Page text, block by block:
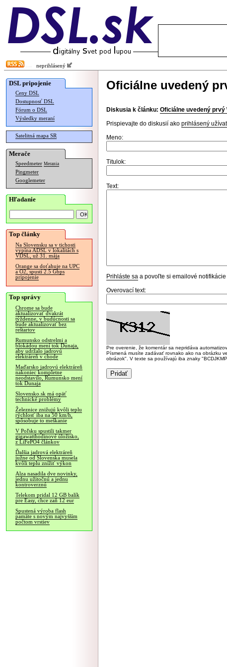
neprihlásený
DSL pripojenie
Ceny DSL
Dostupnosť DSL
Fórum o DSL
Výsledky meraní
Satelitná mapa SR
Merače
Speedmeter Merania
Pingmeter
Googlemeter
Hľadanie
Top články
Na Slovensku sa v tichosti
vypína ADSL v lokalitách s
VDSL, už 31. mája
Orange sa doťahuje na UPC
a O2, spustí 2.5 Gbps
pripojenie
Top správy
Chrome sa bude
aktualizovať dvakrát
týždenne, v budúcnosti sa
bude aktualizovať bez
reštartov
Rumunsko odstrelmi a
blokádou mení tok Dunaja,
aby udržalo jadrovú
elektráreň v chode
Maďarsko jadrovú elektráreň
nakoniec kompletne
neodstavilo, Rumunsko mení
tok Dunaja
Slovensko.sk má opäť
technické problémy
Železnice znižujú kvôli teplu
rýchlosť iba na 50 km/h,
spôsobuje to meškanie
V Poľsku spustili takmer
gigawatthodinové úložisko,
z LiFePO4 článkov
Ďalšia jadrová elektráreň
južne od Slovenska musela
kvôli teplu znížiť výkon
Alza nasadila dve novinky,
jednu užitočnú a jednu
kontroverznú
Telekom pridal 12 GB balík
pre Easy, chce zaň 12 eur
Spustená výroba flash
pamäte s novým najvyšším
počtom vrstiev
Oficiálne uvedený
Diskusia k článku: Oficiálne uvedený prvý
Prispievajte do diskusií ako prihlásený
Meno:
Titulok:
Text:
Prihláste sa a povoľte si emailové
Overovací text:
Pre overenie, že komentár sa nepridáva
Písmená musíte zadávať rovnako ako na obrázku
obrázok". V texte sa používajú iba znaky